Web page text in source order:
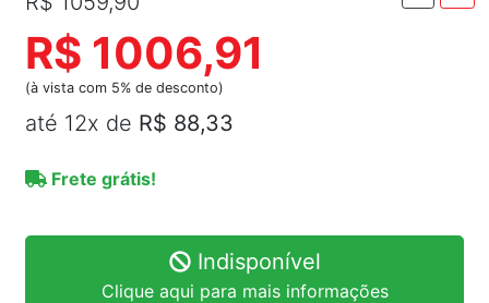
R$ 1006,91
(à vista com 5% de desconto)
até 12x de R$ 88,33
Frete grátis!
Indisponível
Clique aqui para mais informações